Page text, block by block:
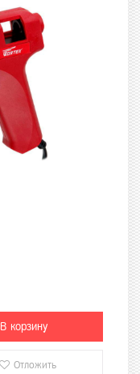
В корзину
Отложить